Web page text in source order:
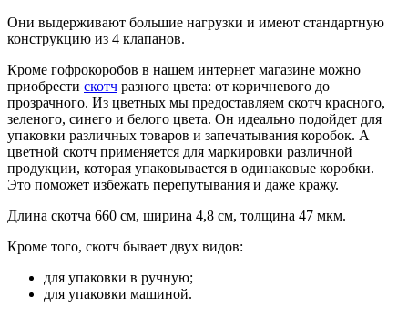
Они выдерживают большие нагрузки и имеют стандартную
конструкцию из 4 клапанов.
Кроме гофрокоробов в нашем интернет магазине можно
приобрести скотч разного цвета: от коричневого до
прозрачного. Из цветных мы предоставляем скотч красного,
зеленого, синего и белого цвета. Он идеально подойдет для
упаковки различных товаров и запечатывания коробок. А
цветной скотч применяется для маркировки различной
продукции, которая упаковывается в одинаковые коробки.
Это поможет избежать перепутывания и даже кражу.
Длина скотча 660 см, ширина 4,8 см, толщина 47 мкм.
Кроме того, скотч бывает двух видов:
для упаковки в ручную;
для упаковки машиной.